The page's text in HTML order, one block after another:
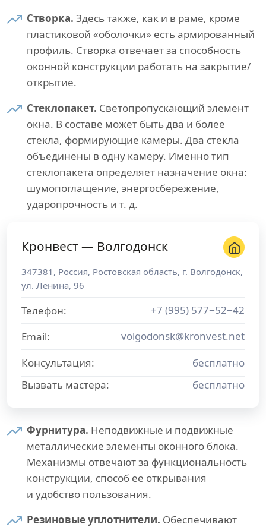
Створка. Здесь также, как и в раме, кроме
пластиковой «оболочки» есть армированный
профиль. Створка отвечает за способность
оконной конструкции работать на закрытие/
открытие.
Стеклопакет. Светопропускающий элемент
окна. В составе может быть два и более
стекла, формирующие камеры. Два стекла
объединены в одну камеру. Именно тип
стеклопакета определяет назначение окна:
шумопоглащение, энергосбережение,
ударопрочность и т. д.
Кронвест — Волгодонск
347381 , Россия, Ростовская область, г. Волгодонск,
ул. Ленина, 96
Телефон:
+7 (995) 577−52−42
Email:
volgodonsk@kronvest.net
Консультация:
бесплатно
Вызвать мастера:
бесплатно
Фурнитура. Неподвижные и подвижные
металлические элементы оконного блока.
Механизмы отвечают за функциональность
конструкции, способ ее открывания
и удобство пользования.
Резиновые уплотнители. Обеспечивают